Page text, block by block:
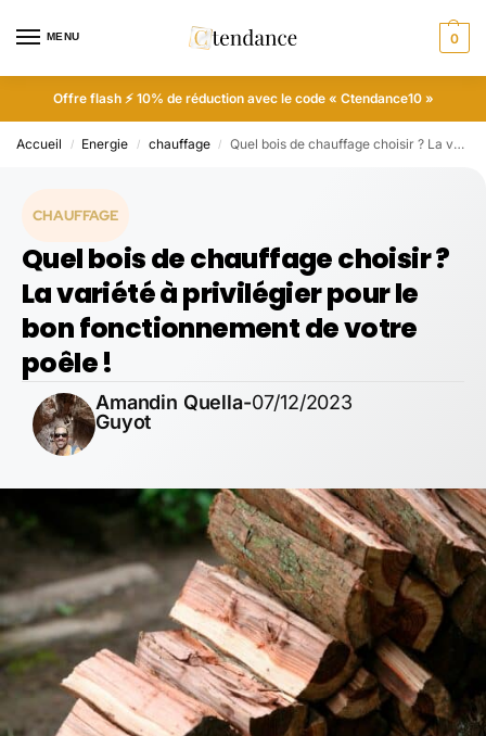
MENU 0
Offre flash ⚡ 10% de réduction avec le code « Ctendance10 »
Accueil / Energie / chauffage / Quel bois de chauffage choisir ? La variété à privilégier pour le bon fonctionnement de votre poêle !
CHAUFFAGE
Quel bois de chauffage choisir ?
La variété à privilégier pour le
bon fonctionnement de votre
poêle !
Amandin Quella-
Guyot
07/12/2023